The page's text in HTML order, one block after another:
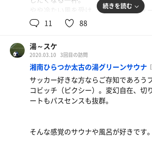
14時から合計4セット。
サ室は10〜12名程で循環し予想外の賑
なども中にはいたが、テレビの内容が
アットホームな雰囲気。
体感温度は低くじっくり12分、ジワジ
トローリュの勢いも良いが、水量はあ
ころ。
腹がグーっと鳴る。。
水温計は14度だが、体感はもうちょい
て気持ちいぃ。
やや冷たい風を受け、腹ごなしのウォ
着。入口前に置いてある消毒用アルコ
とやり、対策は万全！
今日もツイてる下駄箱の鍵を抜き、ラ
み宣言（オレンジタオル持参）
身を清め貸切の露天草津を腰まで浸か
湯へシフト♪湯の香りも好きですが、
みつきになる刺激。。
下準備が完了したカラダを湯船の縁に
タオルで拭き取る。ピリつくムスコが
ら敷かれたオレンジマットもチンチン！
続きを読む
11 88
湯～スケ
2020.03.10 3回目の訪問
湘南ひらつか太古の湯グリーンサウナ
サッカー好きな方ならご存知であろう
コビッチ（ピクシー）。変幻自在、切
ートもパスセンスも抜群。
そんな感覚のサウナや風呂が好きです。